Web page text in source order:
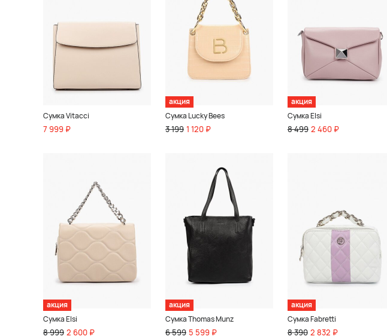
Сумка Vitacci
7 999 ₽
акция
Сумка Lucky Bees
3 199 1 120 ₽
акция
Сумка Elsi
8 499 2 460 ₽
акция
Сумка Elsi
8 999 2 600 ₽
акция
Сумка Thomas Munz
6 599 5 599 ₽
акция
Сумка Fabretti
8 390 2 832 ₽